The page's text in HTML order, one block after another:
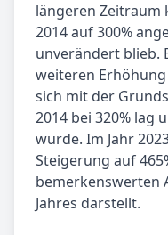
längeren Zeitraum
2014 auf 300%
unverändert blieb.
weiteren Erhöhung
sich mit der
2014 bei 320% lag
wurde. Im Jahr
Steigerung auf
bemerkenswerten
Jahres darstellt.